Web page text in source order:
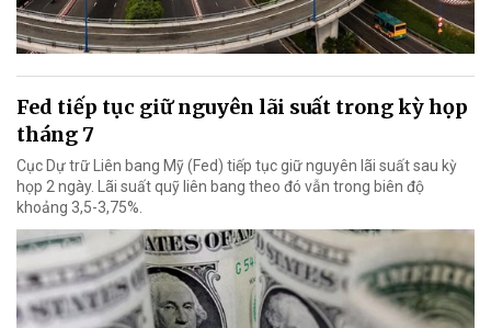
Fed tiếp tục giữ nguyên lãi suất trong kỳ họp
tháng 7
Cục Dự trữ Liên bang Mỹ (Fed) tiếp tục giữ nguyên lãi suất sau kỳ
họp 2 ngày. Lãi suất quỹ liên bang theo đó vẫn trong biên độ
khoảng 3,5-3,75%.